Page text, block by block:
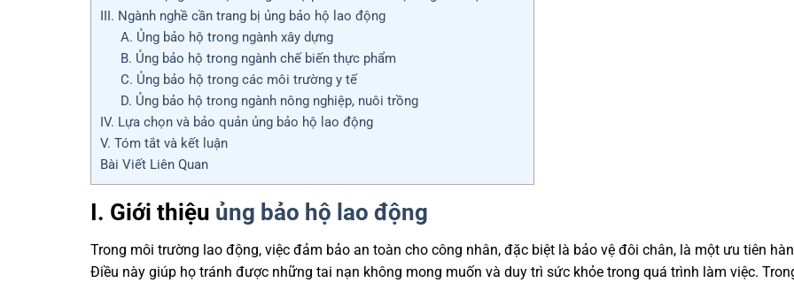
III. Ngành nghề cần trang bị ủng bảo hộ lao động
A. Ủng bảo hộ trong ngành xây dựng
B. Ủng bảo hộ trong ngành chế biến thực phẩm
C. Ủng bảo hộ trong các môi trường y tế
D. Ủng bảo hộ trong ngành nông nghiệp, nuôi trồng
IV. Lựa chọn và bảo quản ủng bảo hộ lao động
V. Tóm tắt và kết luận
Bài Viết Liên Quan
I. Giới thiệu ủng bảo hộ lao động
Trong môi trường lao động, việc đảm bảo an toàn cho công nhân, đặc biệt là bảo vệ đôi chân, là một ưu tiên
Điều này giúp họ tránh được những tai nạn không mong muốn và duy trì sức khỏe trong quá trình làm việc.